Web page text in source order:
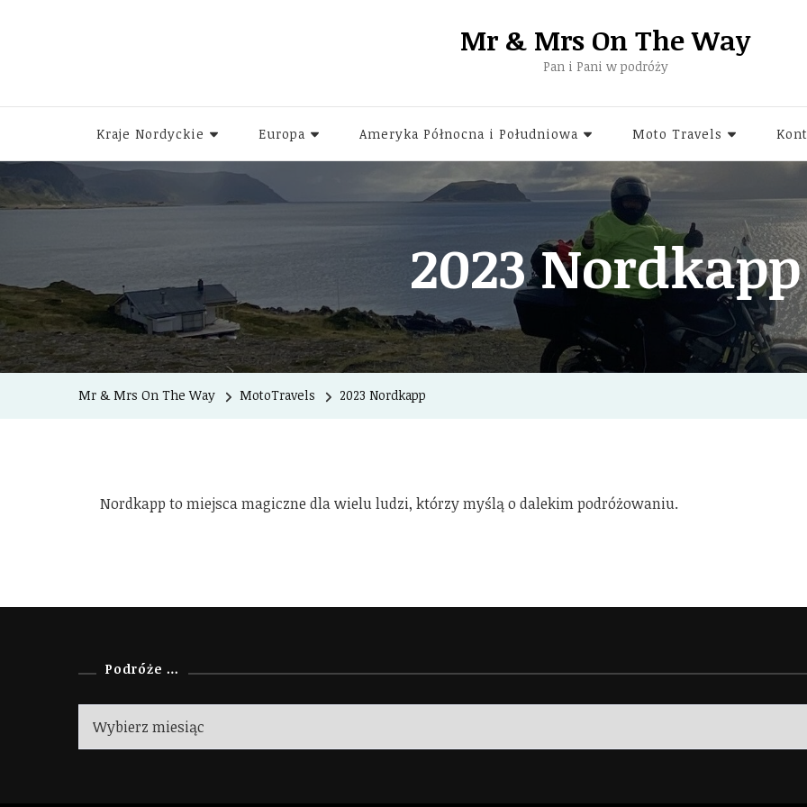
Mr & Mrs On The Way
Pan i Pani w podróży
Kraje Nordyckie Europa Ameryka Północna i Południowa Moto Travels
2023 Nordkapp
Mr & Mrs On The Way MotoTravels 2023 Nordkapp
Nordkapp to miejsca magiczne dla wielu ludzi, którzy myślą o dalekim podróżowaniu.
Podróże …
Podróże